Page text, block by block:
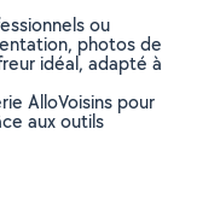
ou
photos de
idéal, adapté à
AlloVoisins pour
aux outils